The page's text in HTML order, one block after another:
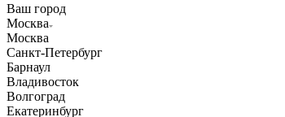
Ваш город
Москва
Москва
Санкт-Петербург
Барнаул
Владивосток
Волгоград
Екатеринбург